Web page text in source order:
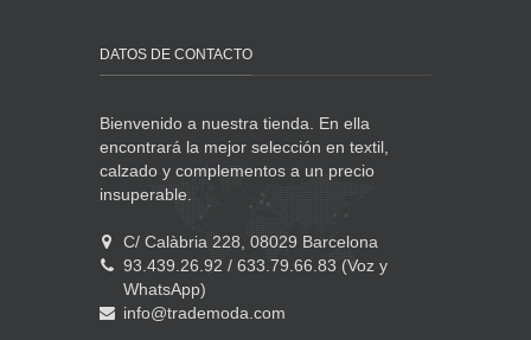
DATOS DE CONTACTO
Bienvenido a nuestra tienda. En ella
encontrará la mejor selección en textil,
calzado y complementos a un precio
insuperable.
C/ Calàbria 228, 08029 Barcelona
93.439.26.92 / 633.79.66.83 (Voz y
WhatsApp)
info@trademoda.com